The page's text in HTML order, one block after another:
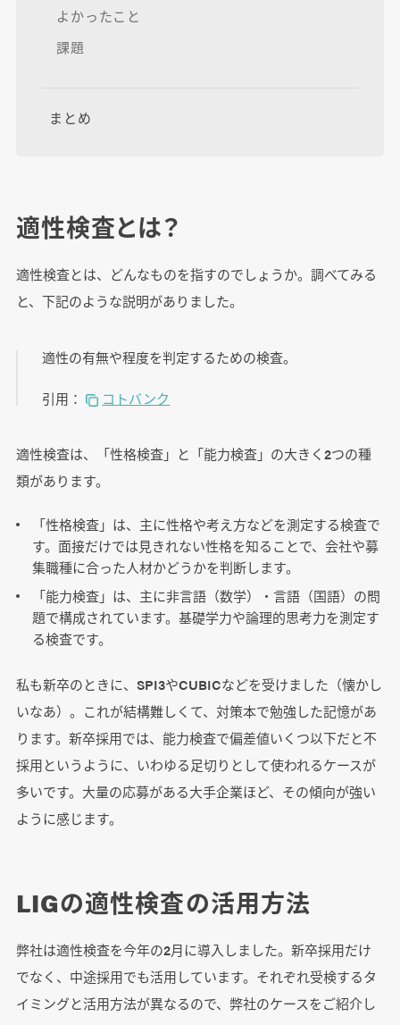
よかったこと
課題
まとめ
適性検査とは？
適性検査とは、どんなものを指すのでしょうか。調べてみる
と、下記のような説明がありました。
適性の有無や程度を判定するための検査。
引用： コトバンク
適性検査は、「性格検査」と「能力検査」の大きく2つの種
類があります。
「性格検査」は、主に性格や考え方などを測定する検査で
す。面接だけでは見きれない性格を知ることで、会社や募
集職種に合った人材かどうかを判断します。
「能力検査」は、主に非言語（数学）・言語（国語）の問
題で構成されています。基礎学力や論理的思考力を測定す
る検査です。
私も新卒のときに、SPI3やCUBICなどを受けました（懐かし
いなあ）。これが結構難しくて、対策本で勉強した記憶があ
ります。新卒採用では、能力検査で偏差値いくつ以下だと不
採用というように、いわゆる足切りとして使われるケースが
多いです。大量の応募がある大手企業ほど、その傾向が強い
ように感じます。
LIGの適性検査の活用方法
弊社は適性検査を今年の2月に導入しました。新卒採用だけ
でなく、中途採用でも活用しています。それぞれ受検するタ
イミングと活用方法が異なるので、弊社のケースをご紹介し